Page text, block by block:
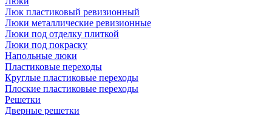
Люк пластиковый ревизионный
Люки металлические ревизионные
Люки под отделку плиткой
Люки под покраску
Напольные люки
Пластиковые переходы
Круглые пластиковые переходы
Плоские пластиковые переходы
Решетки
Дверные решетки